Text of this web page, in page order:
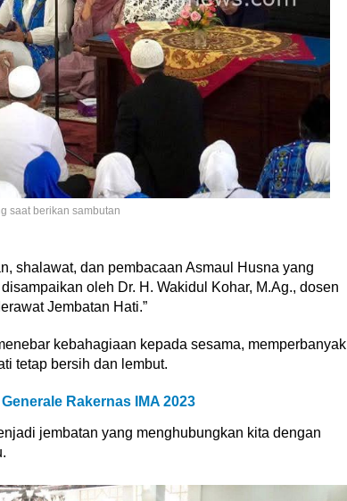
saat berikan sambutan
shalawat, dan pembacaan Asmaul Husna yang
oleh Dr. H. Wakidul Kohar, M.Ag., dosen
Jembatan Hati.”
kebahagiaan kepada sesama, memperbanyak
tetap bersih dan lembut.
Rakernas IMA 2023
jembatan yang menghubungkan kita dengan